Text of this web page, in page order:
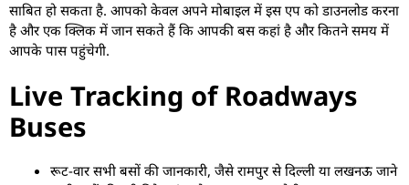
साबित हो सकता है. आपको केवल अपने मोबाइल में इस एप को डाउनलोड करना
है और एक क्लिक में जान सकते हैं कि आपकी बस कहां है और कितने समय में
आपके पास पहुंचेगी.
Live Tracking of Roadways
Buses
रूट-वार सभी बसों की जानकारी, जैसे रामपुर से दिल्ली या लखनऊ जाने